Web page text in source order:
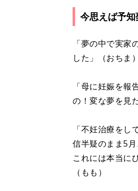
今思えば予
「夢の中で実
した」（おちま）
「母に妊娠を
の！変な夢を見
「不妊治療を
信半疑のまま5
これには本当に
（もも）